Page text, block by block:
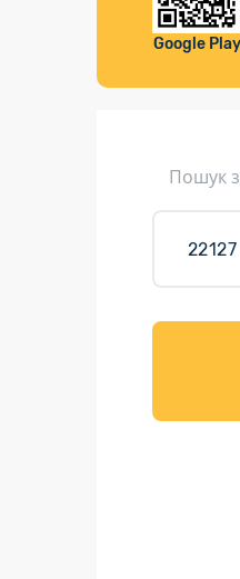
Листи та
Доставка
Google Play
Пошук